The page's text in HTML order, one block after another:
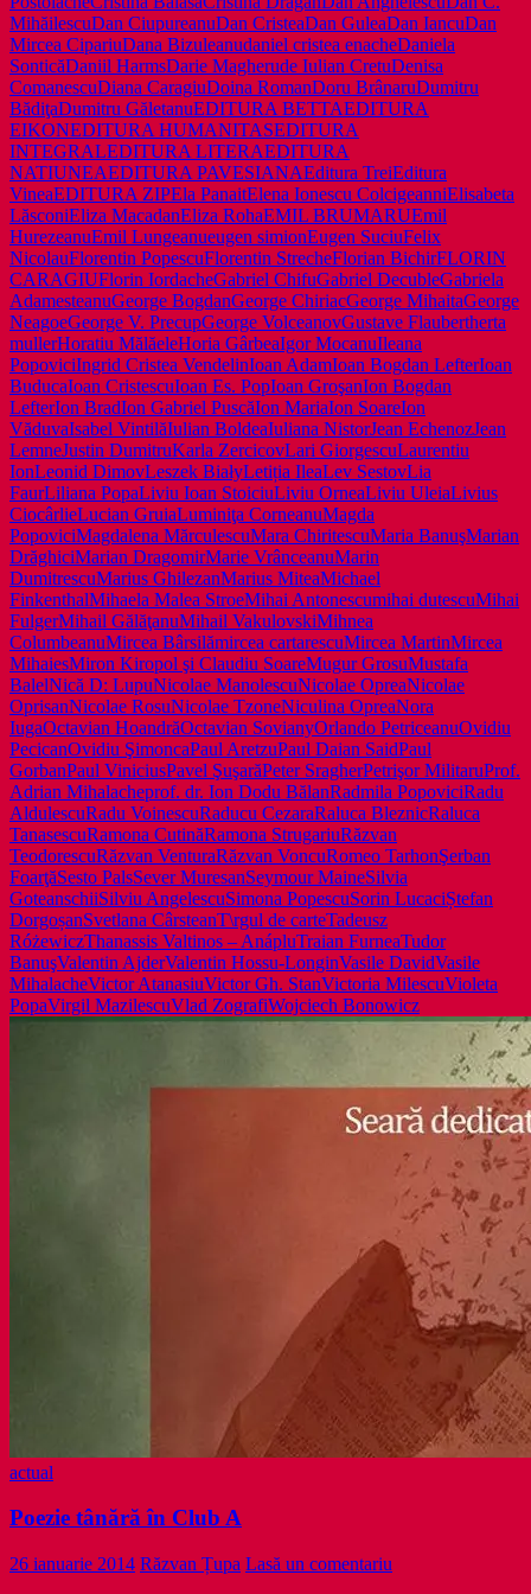
MihăilescuDan CiupureanuDan CristeaDan GuleaDan IancuDan
Mircea CipariuDana Bizuleanudaniel cristea enacheDaniela
SonticăDaniil HarmsDarie Magherude Iulian CretuDenisa
ComanescuDiana CaragiuDoina RomanDoru BrânaruDumitru
BădiţaDumitru GăletanuEDITURA BETTAEDITURA
EIKONEDITURA HUMANITASEDITURA
INTEGRALEDITURA LITERAEDITURA
NATIUNEAEDITURA PAVESIANAEditura TreiEditura
VineaEDITURA ZIPEla PanaitElena Ionescu ColcigeanniElisabeta
LăsconiEliza MacadanEliza RohaEMIL BRUMARUEmil
HurezeanuEmil Lungeanueugen simionEugen SuciuFelix
NicolauFlorentin PopescuFlorentin StrecheFlorian BichirFLORIN
CARAGIUFlorin IordacheGabriel ChifuGabriel DecubleGabriela
AdamesteanuGeorge BogdanGeorge ChiriacGeorge MihaitaGeorge
NeagoeGeorge V. PrecupGeorge VolceanovGustave Flaubertherta
mullerHoratiu MălăeleHoria GârbeaIgor MocanuIleana
PopoviciIngrid Cristea VendelinIoan AdamIoan Bogdan LefterIoan
BuducaIoan CristescuIoan Es. PopIoan GroşanIon Bogdan
LefterIon BradIon Gabriel PuscăIon MariaIon SoareIon
VăduvaIsabel VintilăIulian BoldeaIuliana NistorJean EchenozJean
LemneJustin DumitruKarla ZercicovLari GiorgescuLaurentiu
IonLeonid DimovLeszek BiałyLetiția IleaLev SestovLia
FaurLiliana PopaLiviu Ioan StoiciuLiviu OrneaLiviu UleiaLivius
CiocârlieLucian GruiaLuminiţa CorneanuMagda
PopoviciMagdalena MărculescuMara ChiritescuMaria BanuşMarian
DrăghiciMarian DragomirMarie VrânceanuMarin
DumitrescuMarius GhilezanMarius MiteaMichael
FinkenthalMihaela Malea StroeMihai Antonescumihai dutescuMihai
FulgerMihail GălăţanuMihail VakulovskiMihnea
ColumbeanuMircea Bârsilămircea cartarescuMircea MartinMircea
MihaiesMiron Kiropol şi Claudiu SoareMugur GrosuMustafa
BalelNică D: LupuNicolae ManolescuNicolae OpreaNicolae
OprisanNicolae RosuNicolae TzoneNiculina OpreaNora
IugaOctavian HoandrăOctavian SovianyOrlando PetriceanuOvidiu
PecicanOvidiu ŞimoncaPaul AretzuPaul Daian SaidPaul
GorbanPaul ViniciusPavel ŞuşarăPeter SragherPetrişor MilitaruProf.
Adrian Mihalacheprof. dr. Ion Dodu BălanRadmila PopoviciRadu
AldulescuRadu VoinescuRaducu CezaraRaluca BleznicRaluca
TanasescuRamona CutinăRamona StrugariuRăzvan
TeodorescuRăzvan VenturaRăzvan VoncuRomeo TarhonŞerban
FoarţăSesto PalsSever MuresanSeymour MaineSilvia
GoteanschiiSilviu AngelescuSimona PopescuSorin LucaciȘtefan
DorgoșanSvetlana CârsteanT\rgul de carteTadeusz
RóżewiczThanassis Valtinos – AnápluTraian FurneaTudor
BanuşValentin AjderValentin Hossu-LonginVasile DavidVasile
MihalacheVictor AtanasiuVictor Gh. StanVictoria MilescuVioleta
PopaVirgil MazilescuVlad ZografiWojciech Bonowicz
actual
Poezie tânără în Club A
26 ianuarie 2014 Răzvan Țupa Lasă un comentariu